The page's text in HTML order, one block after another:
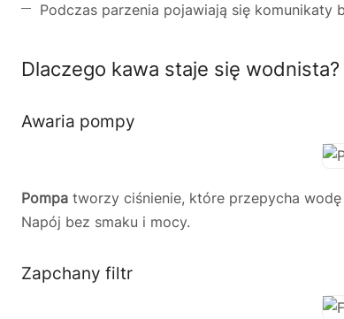
Podczas parzenia pojawiają się komunikaty
Dlaczego kawa staje się
Awaria pompy
Pompa tworzy ciśnienie, które przepycha
Napój bez smaku i mocy.
Zapchany filtr